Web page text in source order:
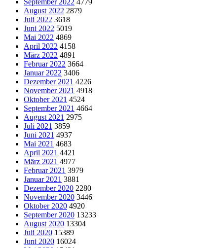
August 2022 2879
Juli 2022 3618
Juni 2022 5019
Mai 2022 4869
April 2022 4158
März 2022 4891
Februar 2022 3664
Januar 2022 3406
Dezember 2021 4226
November 2021 4918
Oktober 2021 4524
September 2021 4664
August 2021 2975
Juli 2021 3859
Juni 2021 4937
Mai 2021 4683
April 2021 4421
März 2021 4977
Februar 2021 3979
Januar 2021 3881
Dezember 2020 2280
November 2020 3446
Oktober 2020 4920
September 2020 13233
August 2020 13304
Juli 2020 15389
Juni 2020 16024